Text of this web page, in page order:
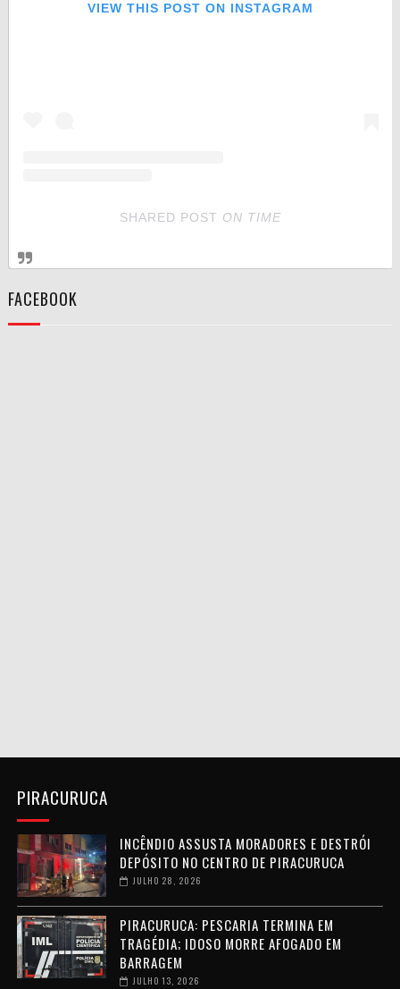
VIEW THIS POST ON INSTAGRAM
SHARED POST ON TIME
FACEBOOK
PIRACURUCA
INCÊNDIO ASSUSTA MORADORES E DESTRÓI
DEPÓSITO NO CENTRO DE PIRACURUCA
JULHO 28, 2026
PIRACURUCA: PESCARIA TERMINA EM
TRAGÉDIA; IDOSO MORRE AFOGADO EM
BARRAGEM
JULHO 13, 2026